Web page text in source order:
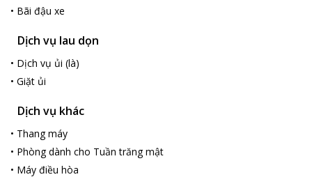
• Bãi đậu xe
Dịch vụ lau dọn
• Dịch vụ ủi (là)
• Giặt ủi
Dịch vụ khác
• Thang máy
• Phòng dành cho Tuần trăng mật
• Máy điều hòa